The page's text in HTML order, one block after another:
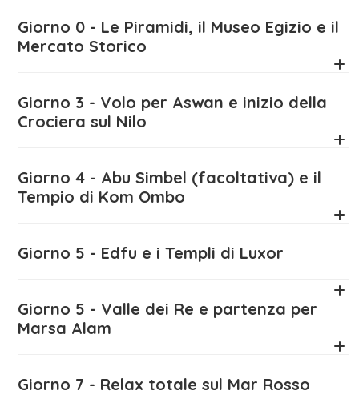
ingressi ai siti, pasti selezionati e guida
personale sono già inclusi. In più, potrai
facoltative comeAbu Simbel , safari nel
deserto o immersioni nei fondali più belli del
Prenotare in anticipo ti garantirà le migliori
offerteEgitto Pasqua 2026
viaggio è ideale per coppie, famiglie o gruppi
che desiderano vivere la magia della Pasqua
servizio curato nei minimi dettagli.
Pasqua in Egitto
è il momento perfetto per lasciarti
affascinare dalla storia faraonica e dalle
Giorno 0 - Le Piramidi, il Museo Egizio e il
Mercato Storico
Giorno 3 - Volo per Aswan e inizio della
Crociera sul Nilo
Giorno 4 - Abu Simbel (facoltativa) e il
Tempio di Kom Ombo
Giorno 5 - Edfu e i Templi di Luxor
Giorno 5 - Valle dei Re e partenza per
Marsa Alam
Giorno 7 - Relax totale sul Mar Rosso